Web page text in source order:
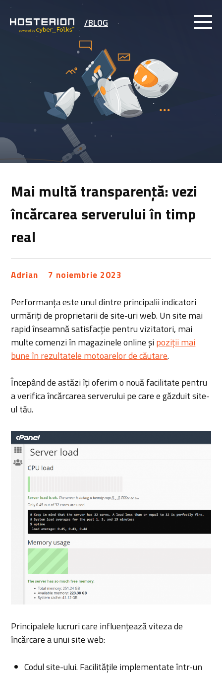
/BLOG
Mai multă transparență: vezi
încărcarea serverului în timp
real
Adrian 7 noiembrie 2023
Performanța este unul dintre principalii indicatori
urmăriți de proprietarii de site-uri web. Un site mai
rapid înseamnă satisfacție pentru vizitatori, mai
multe comenzi în magazinele online și poziții mai
bune în rezultatele motoarelor de căutare.
Începând de astăzi îți oferim o nouă facilitate pentru
a verifica încărcarea serverului pe care e găzduit site-
ul tău.
Principalele lucruri care influențează viteza de
încărcare a unui site web:
Codul site-ului. Facilitățile implementate într-un